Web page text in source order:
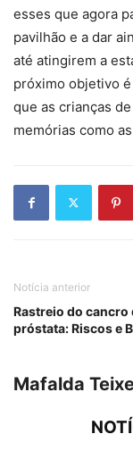
esses que agora
pavilhão e a dar
até atingirem a
próximo objetivo
que as crianças
memórias como
Notícia anterior
Rastreio do cancro
próstata: Riscos e
Mafalda